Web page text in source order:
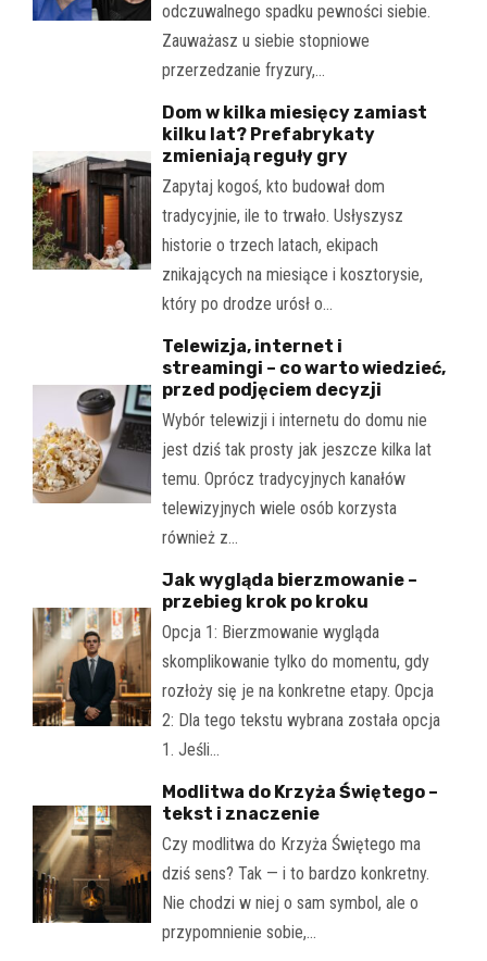
odczuwalnego spadku pewności siebie.
Zauważasz u siebie stopniowe
przerzedzanie fryzury,…
Dom w kilka miesięcy zamiast
kilku lat? Prefabrykaty
zmieniają reguły gry
Zapytaj kogoś, kto budował dom
tradycyjnie, ile to trwało. Usłyszysz
historie o trzech latach, ekipach
znikających na miesiące i kosztorysie,
który po drodze urósł o…
Telewizja, internet i
streamingi – co warto wiedzieć,
przed podjęciem decyzji
Wybór telewizji i internetu do domu nie
jest dziś tak prosty jak jeszcze kilka lat
temu. Oprócz tradycyjnych kanałów
telewizyjnych wiele osób korzysta
również z…
Jak wygląda bierzmowanie –
przebieg krok po kroku
Opcja 1: Bierzmowanie wygląda
skomplikowanie tylko do momentu, gdy
rozłoży się je na konkretne etapy. Opcja
2: Dla tego tekstu wybrana została opcja
1. Jeśli…
Modlitwa do Krzyża Świętego –
tekst i znaczenie
Czy modlitwa do Krzyża Świętego ma
dziś sens? Tak — i to bardzo konkretny.
Nie chodzi w niej o sam symbol, ale o
przypomnienie sobie,…